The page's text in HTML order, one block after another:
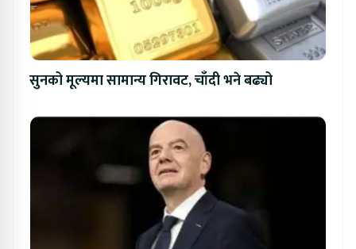
सुनको मूल्यमा सामान्य गिरावट, चाँदी भने बढ्यो